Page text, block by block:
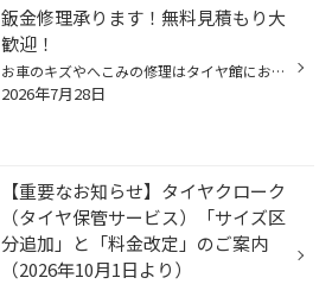
鈑金修理承ります！無料見積もり大
歓迎！
お車のキズやへこみの修理はタイヤ館にお任せ下さい！ しっかり直す鈑金と当日で作業が完了する”クイックリペア”の2種類が有ります。 鈑金は、見た目もほぼ修理場所の違和感が無く◎ クイックリペアは金額・時間も抑えられますが目立たなくする簡易的な修理となります。 お客様のご要望に応じてご案...
2026年7月28日
【重要なお知らせ】タイヤクローク
（タイヤ保管サービス）「サイズ区
分追加」と「料金改定」のご案内
（2026年10月1日より）